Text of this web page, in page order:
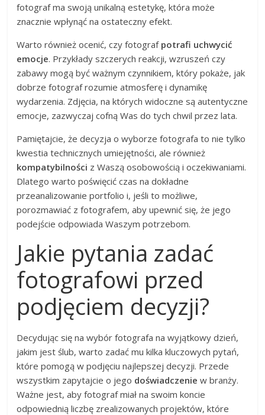
fotograf ma swoją unikalną estetykę, która może
znacznie wpłynąć na ostateczny efekt.
Warto również ocenić, czy fotograf potrafi uchwycić
emocje. Przykłady szczerych reakcji, wzruszeń czy
zabawy mogą być ważnym czynnikiem, który pokaże, jak
dobrze fotograf rozumie atmosferę i dynamikę
wydarzenia. Zdjęcia, na których widoczne są autentyczne
emocje, zazwyczaj cofną Was do tych chwil przez lata.
Pamiętajcie, że decyzja o wyborze fotografa to nie tylko
kwestia technicznych umiejętności, ale również
kompatybilności z Waszą osobowością i oczekiwaniami.
Dlatego warto poświęcić czas na dokładne
przeanalizowanie portfolio i, jeśli to możliwe,
porozmawiać z fotografem, aby upewnić się, że jego
podejście odpowiada Waszym potrzebom.
Jakie pytania zadać
fotografowi przed
podjęciem decyzji?
Decydując się na wybór fotografa na wyjątkowy dzień,
jakim jest ślub, warto zadać mu kilka kluczowych pytań,
które pomogą w podjęciu najlepszej decyzji. Przede
wszystkim zapytajcie o jego doświadczenie w branży.
Ważne jest, aby fotograf miał na swoim koncie
odpowiednią liczbę zrealizowanych projektów, które